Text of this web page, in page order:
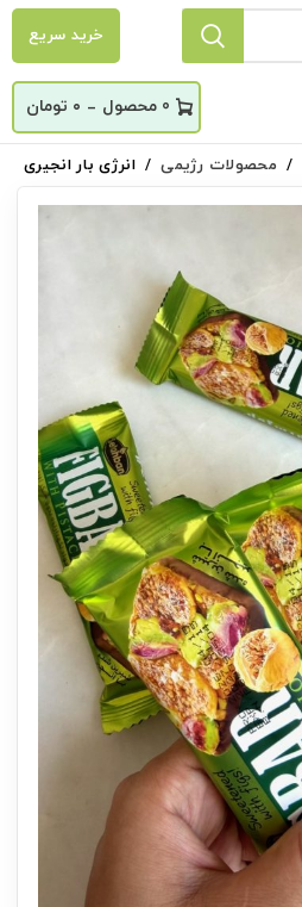
خرید سریع
0
_ ۰ تومان
محصولات رژیمی انرژی بار انجیری